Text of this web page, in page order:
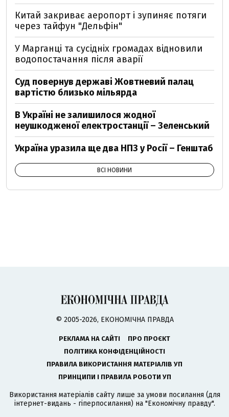
Китай закриває аеропорт і зупиняє потяги
через тайфун "Дельфін"
У Марганці та сусідніх громадах відновили
водопостачання після аварії
Суд повернув державі Жовтневий палац
вартістю близько мільярда
В Україні не залишилося жодної
неушкодженої електростанції – Зеленський
Україна уразила ще два НПЗ у Росії – Генштаб
ВСІ НОВИНИ
© 2005-2026, ЕКОНОМІЧНА ПРАВДА
РЕКЛАМА НА САЙТІ
ПРО ПРОЄКТ
ПОЛІТИКА КОНФІДЕНЦІЙНОСТІ
ПРАВИЛА ВИКОРИСТАННЯ МАТЕРІАЛІВ УП
ПРИНЦИПИ І ПРАВИЛА РОБОТИ УП
Використання матеріалів сайту лише за умови посилання (для
інтернет-видань - гіперпосилання) на "Економічну правду".